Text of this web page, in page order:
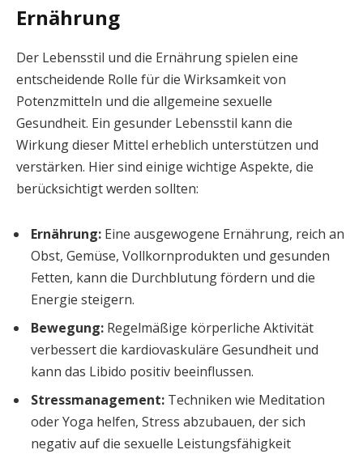
Ernährung
Der Lebensstil und die Ernährung spielen eine
entscheidende Rolle für die Wirksamkeit von
Potenzmitteln und die allgemeine sexuelle
Gesundheit. Ein gesunder Lebensstil kann die
Wirkung dieser Mittel erheblich unterstützen und
verstärken. Hier sind einige wichtige Aspekte, die
berücksichtigt werden sollten:
Ernährung: Eine ausgewogene Ernährung, reich an
Obst, Gemüse, Vollkornprodukten und gesunden
Fetten, kann die Durchblutung fördern und die
Energie steigern.
Bewegung: Regelmäßige körperliche Aktivität
verbessert die kardiovaskuläre Gesundheit und
kann das Libido positiv beeinflussen.
Stressmanagement: Techniken wie Meditation
oder Yoga helfen, Stress abzubauen, der sich
negativ auf die sexuelle Leistungsfähigkeit